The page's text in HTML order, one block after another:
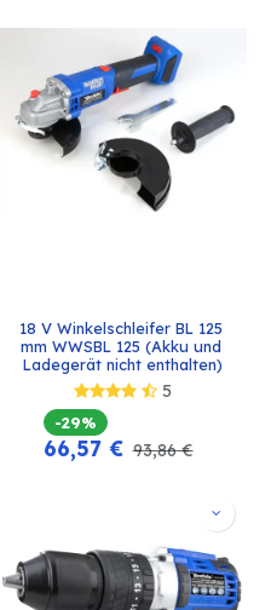
18 V Winkelschleifer BL 125
mm WWSBL 125 (Akku und
Ladegerät nicht enthalten)
5
-29%
66,57€ 93,86€